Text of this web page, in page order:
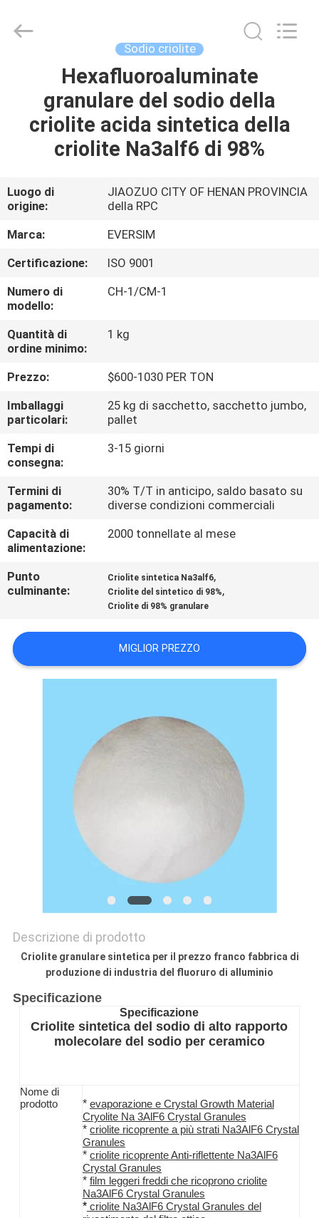
PRODOTTI
SU
DI
NOI
VISITA
ALLA
FABBRICA
CONTROLLO
DELLA
QUALITÀ
CONTATTACI
NOTIZIE
CASI
CHIEDI UN
PREVENTIVO
POLITICA
RISERVATEZZA
Imp.&Exp.Co.,Ltd.
Sodio criolite
Hexafluoroaluminate
granulare del sodio della
criolite acida sintetica della
criolite Na3alf6 di 98%
Luogo di
origine:
JIAOZUO CITY OF HENAN PROVINCIA
della RPC
Marca:
EVERSIM
Certificazione:
ISO 9001
Numero di
modello:
CH-1/CM-1
Quantità di
ordine minimo:
1 kg
Prezzo:
$600-1030 PER TON
Imballaggi
particolari:
25 kg di sacchetto, sacchetto jumbo,
pallet
Tempi di
consegna:
3-15 giorni
Termini di
pagamento:
30% T/T in anticipo, saldo basato su
diverse condizioni commerciali
Capacità di
alimentazione:
2000 tonnellate al mese
Punto
culminante:
Criolite sintetica Na3alf6,
Criolite del sintetico di 98%,
Criolite di 98% granulare
MIGLIOR PREZZO
Descrizione di prodotto
Criolite granulare sintetica per il prezzo franco fabbrica di
produzione di industria del fluoruro di alluminio
Specificazione
Specificazione
Criolite sintetica del sodio di alto rapporto
molecolare del sodio per ceramico
Nome di
prodotto
* evaporazione e Crystal Growth Material
Cryolite Na 3AlF6 Crystal Granules
* criolitericoprente a più strati Na3AlF6Crystal
Granules
* criolitericoprenteAnti-riflettente Na3AlF6
Crystal Granules
* film leggeri freddi che ricoprono criolite
Na3AlF6Crystal Granules
* criolite Na3AlF6Crystal Granules del